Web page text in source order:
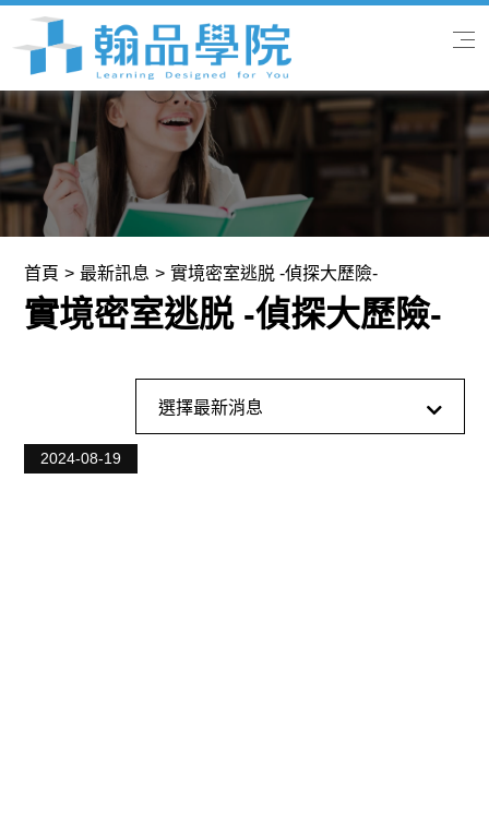
首頁
關於我們
翰品快訊
聯絡我們
首頁 最新訊息 實境密室逃脱 -偵探大歷險-
實境密室逃脱 -偵探大歷險-
選擇最新消息
全部消息
2024-08-19